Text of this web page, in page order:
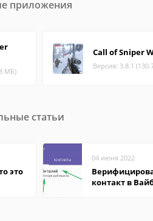
приложения
МБ)
Call of Sniper
Версия: 3.8.1
статьи
это
04 июня 2022
контакт в